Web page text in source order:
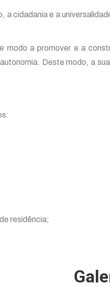
cidadania e a
a promover e a
Deste modo, a
residência;